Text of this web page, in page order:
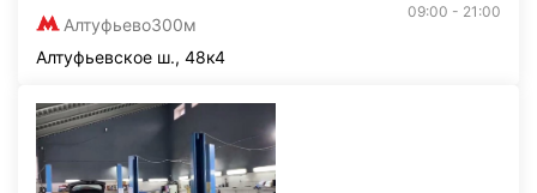
Алтуфьево300м
09:00 - 21:00
Алтуфьевское ш., 48к4